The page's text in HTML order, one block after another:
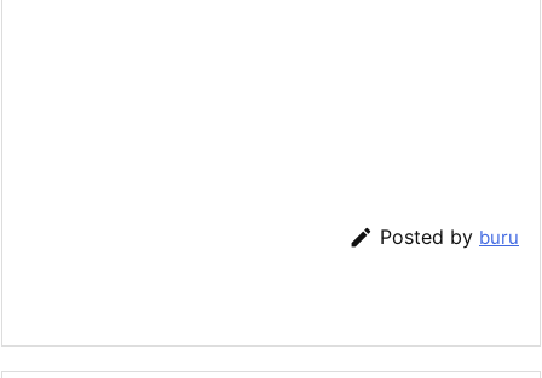
 Posted by buru